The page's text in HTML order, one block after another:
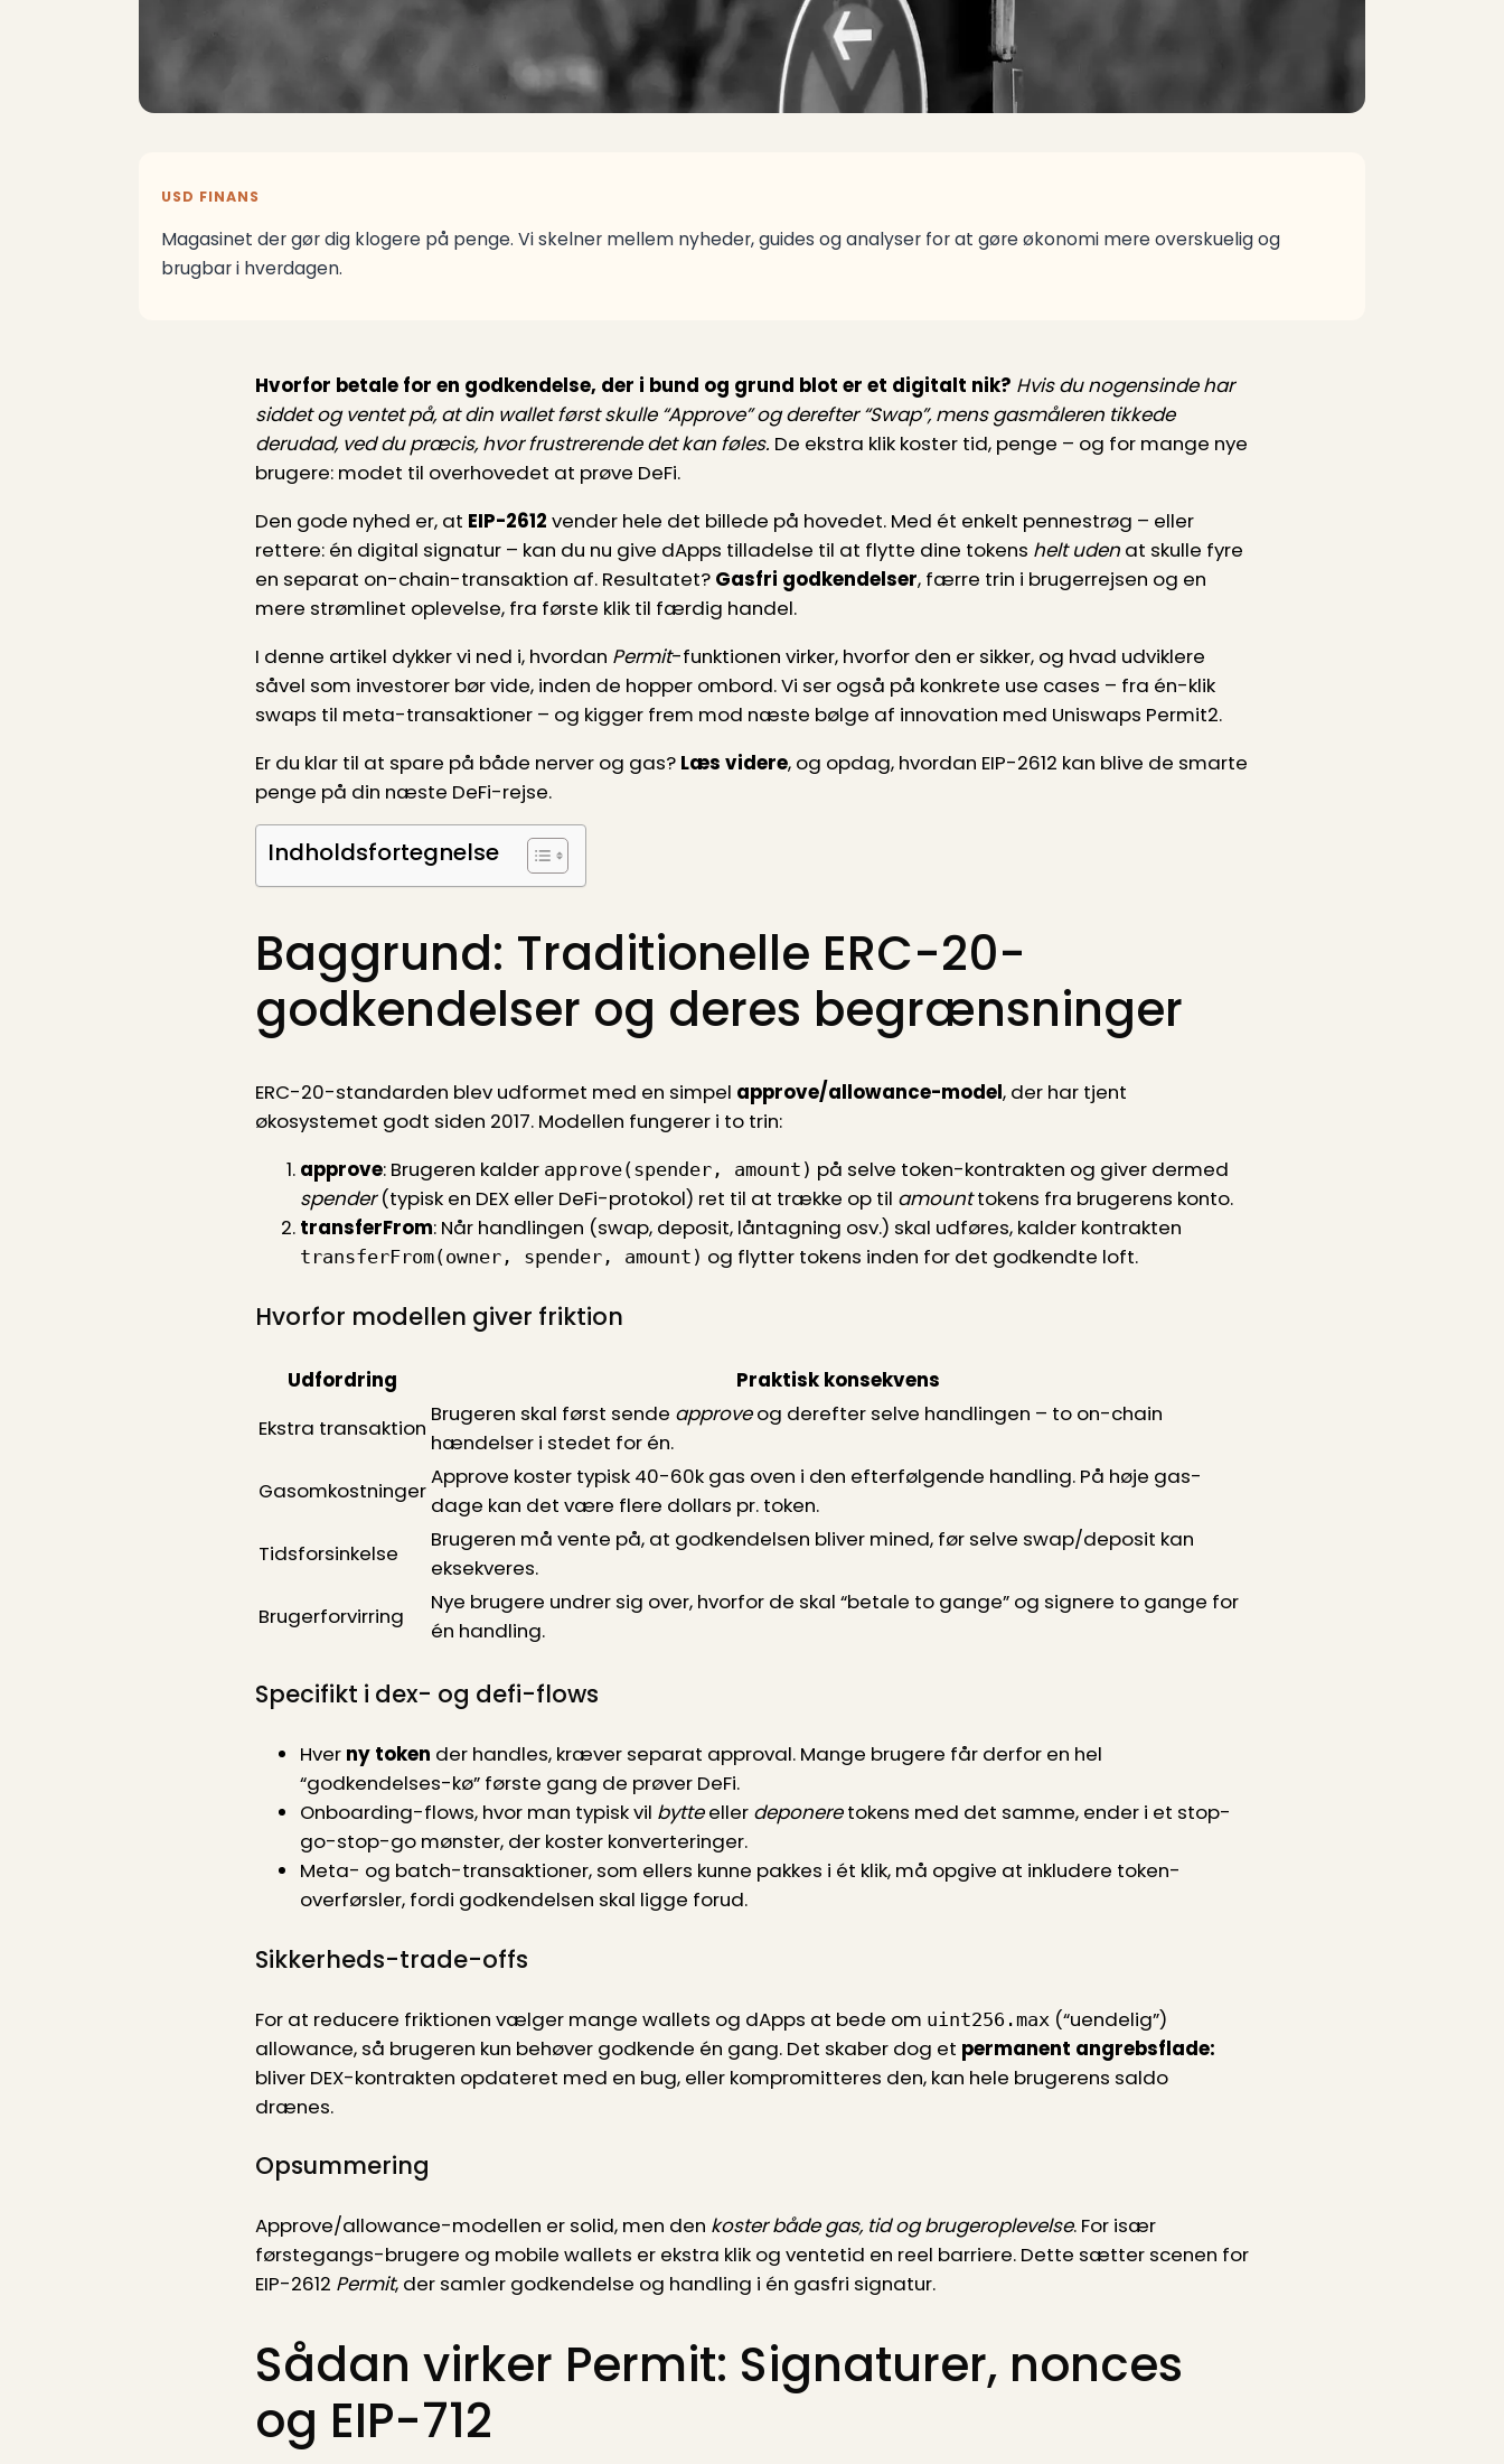
USD FINANS
Magasinet der gør dig klogere på penge. Vi skelner mellem nyheder, guides og analyser for at gøre økonomi mere overskuelig og
brugbar i hverdagen.
Hvorfor betale for en godkendelse, der i bund og grund blot er et digitalt nik? Hvis du nogensinde har
siddet og ventet på, at din wallet først skulle “Approve” og derefter “Swap”, mens gasmåleren tikkede
derudad, ved du præcis, hvor frustrerende det kan føles. De ekstra klik koster tid, penge – og for mange nye
brugere: modet til overhovedet at prøve DeFi.
Den gode nyhed er, at EIP-2612 vender hele det billede på hovedet. Med ét enkelt pennestrøg – eller
rettere: én digital signatur – kan du nu give dApps tilladelse til at flytte dine tokens helt uden at skulle fyre
en separat on-chain-transaktion af. Resultatet? Gasfri godkendelser, færre trin i brugerrejsen og en
mere strømlinet oplevelse, fra første klik til færdig handel.
I denne artikel dykker vi ned i, hvordan Permit-funktionen virker, hvorfor den er sikker, og hvad udviklere
såvel som investorer bør vide, inden de hopper ombord. Vi ser også på konkrete use cases – fra én-klik
swaps til meta-transaktioner – og kigger frem mod næste bølge af innovation med Uniswaps Permit2.
Er du klar til at spare på både nerver og gas? Læs videre, og opdag, hvordan EIP-2612 kan blive de smarte
penge på din næste DeFi-rejse.
Indholdsfortegnelse
Baggrund: Traditionelle ERC-20-
godkendelser og deres begrænsninger
ERC-20-standarden blev udformet med en simpel approve/allowance-model, der har tjent
økosystemet godt siden 2017. Modellen fungerer i to trin:
approve: Brugeren kalder approve(spender, amount) på selve token-kontrakten og giver dermed
spender(typisk en DEX eller DeFi-protokol) ret til at trække op til amounttokens fra brugerens konto.
transferFrom: Når handlingen (swap, deposit, låntagning osv.) skal udføres, kalder kontrakten
transferFrom(owner, spender, amount) og flytter tokens inden for det godkendte loft.
Hvorfor modellen giver friktion
Udfordring
Praktisk konsekvens
Ekstra transaktion
Brugeren skal først sende approveog derefter selve handlingen – to on-chain
hændelser i stedet for én.
Gasomkostninger
Approve koster typisk 40-60k gas oven i den efterfølgende handling. På høje gas-
dage kan det være flere dollars pr. token.
Tidsforsinkelse
Brugeren må vente på, at godkendelsen bliver mined, før selve swap/deposit kan
eksekveres.
Brugerforvirring
Nye brugere undrer sig over, hvorfor de skal “betale to gange” og signere to gange for
én handling.
Specifikt i dex- og defi-flows
Hver ny token der handles, kræver separat approval. Mange brugere får derfor en hel
“godkendelses-kø” første gang de prøver DeFi.
Onboarding-flows, hvor man typisk vil bytteeller deponeretokens med det samme, ender i et stop-
go-stop-go mønster, der koster konverteringer.
Meta- og batch-transaktioner, som ellers kunne pakkes i ét klik, må opgive at inkludere token-
overførsler, fordi godkendelsen skal ligge forud.
Sikkerheds-trade-offs
For at reducere friktionen vælger mange wallets og dApps at bede om uint256.max (“uendelig”)
allowance, så brugeren kun behøver godkende én gang. Det skaber dog et permanent angrebsflade:
bliver DEX-kontrakten opdateret med en bug, eller kompromitteres den, kan hele brugerens saldo
drænes.
Opsummering
Approve/allowance-modellen er solid, men den koster både gas, tid og brugeroplevelse. For især
førstegangs-brugere og mobile wallets er ekstra klik og ventetid en reel barriere. Dette sætter scenen for
EIP-2612 Permit, der samler godkendelse og handling i én gasfri signatur.
Sådan virker Permit: Signaturer, nonces
og EIP-712